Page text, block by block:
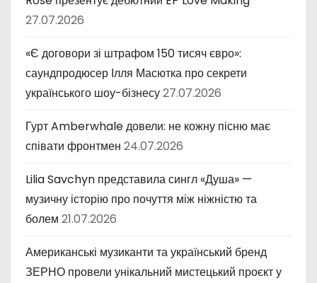
27.07.2026
«Є договори зі штрафом 150 тисяч євро»:
саундпродюсер Ілля Масютка про секрети
українського шоу-бізнесу27.07.2026
Гурт Amberwhale довели: не кожну пісню має
співати фронтмен 24.07.2026
Lilia Savchyn представила сингл «Душа» —
музичну історію про почуття між ніжністю та
болем 21.07.2026
Американські музиканти та український бренд
ЗЕРНО провели унікальний мистецький проєкт у